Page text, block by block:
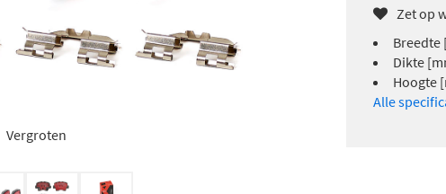
Vergroten
Zet op
Breedte
Dikte
Hoogte
Alle